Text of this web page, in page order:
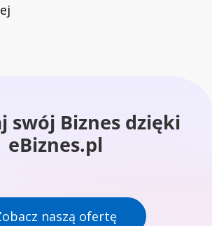
swój Biznes dzięki
eBiznes.pl
naszą ofertę